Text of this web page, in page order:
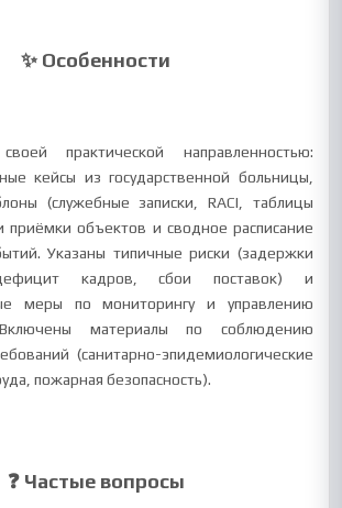
✨ Особенности
практической направленностью:
кейсы из государственной больницы,
(служебные записки, RACI, таблицы
приёмки объектов и сводное расписание
Указаны типичные риски (задержки
кадров, сбои поставок) и
меры по мониторингу и управлению
материалы по соблюдению
(санитарно-эпидемиологические
пожарная безопасность).
❓ Частые вопросы